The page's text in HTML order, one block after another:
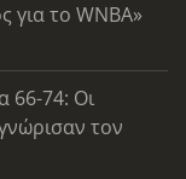
το WNBA»
66-74: Οι
τον